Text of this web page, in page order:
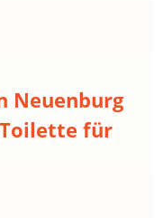
Neuenburg
für